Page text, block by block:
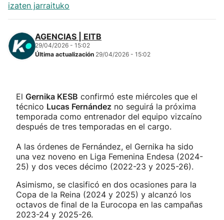
"Helmuga"
izaten jarraituko
AGENCIAS | EITB
29/04/2026 - 15:02
Última actualización 29/04/2026 - 15:02
El Gernika KESB confirmó este miércoles que el
técnico Lucas Fernández no seguirá la próxima
temporada como entrenador del equipo vizcaíno
después de tres temporadas en el cargo.
A las órdenes de Fernández, el Gernika ha sido
una vez noveno en Liga Femenina Endesa (2024-
25) y dos veces décimo (2022-23 y 2025-26).
Asimismo, se clasificó en dos ocasiones para la
Copa de la Reina (2024 y 2025) y alcanzó los
octavos de final de la Eurocopa en las campañas
2023-24 y 2025-26.